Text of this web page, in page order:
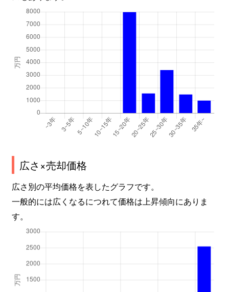
広さ×売却価格
広さ別の平均価格を表したグラフです。
一般的には広くなるにつれて価格は上昇傾向にありま
す。